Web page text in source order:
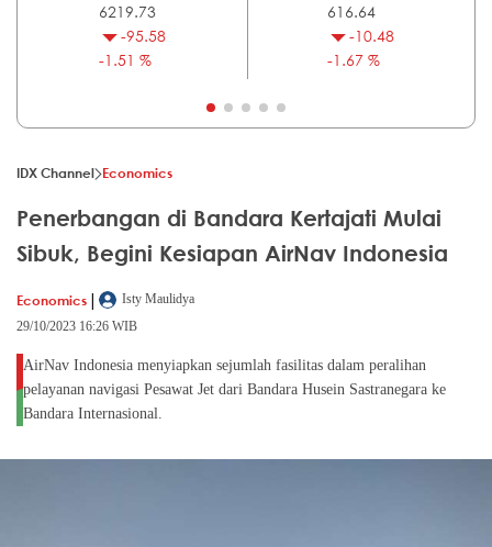
6219.73
-95.58
-1.51 %
616.64
-10.48
-1.67 %
IDX Channel Economics
Penerbangan di Bandara Kertajati Mulai
Sibuk, Begini Kesiapan AirNav Indonesia
Economics |
Isty Maulidya
29/10/2023 16:26 WIB
AirNav Indonesia menyiapkan sejumlah fasilitas dalam peralihan
pelayanan navigasi Pesawat Jet dari Bandara Husein Sastranegara ke
Bandara Internasional.